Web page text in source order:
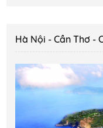
Hà Nội - Cần Thơ -